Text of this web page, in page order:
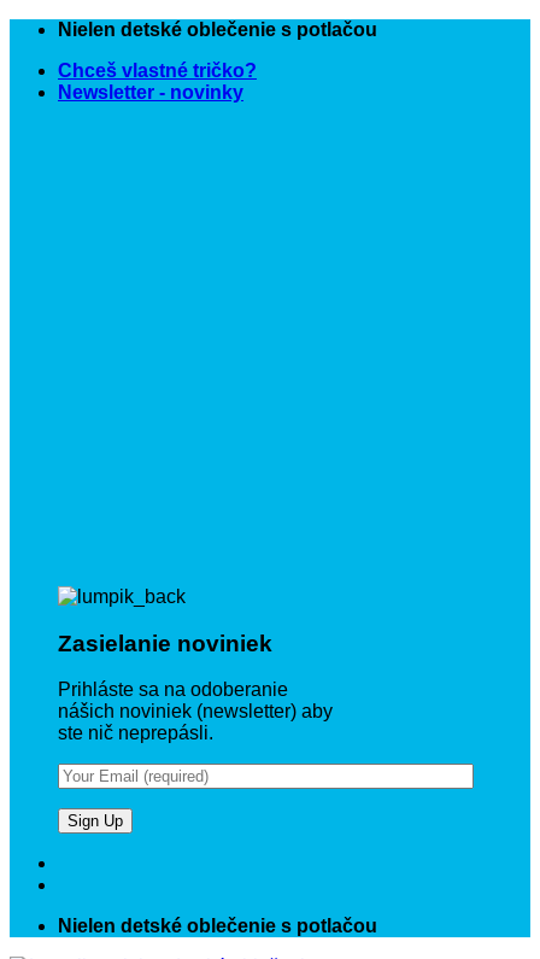
Skip
content
Nielen detské oblečenie s potlačou
Chceš vlastné tričko?
Newsletter - novinky
Zasielanie noviniek
Prihláste sa na odoberanie
nášich noviniek (newsletter) aby
ste nič neprepásli.
Nielen detské oblečenie s potlačou